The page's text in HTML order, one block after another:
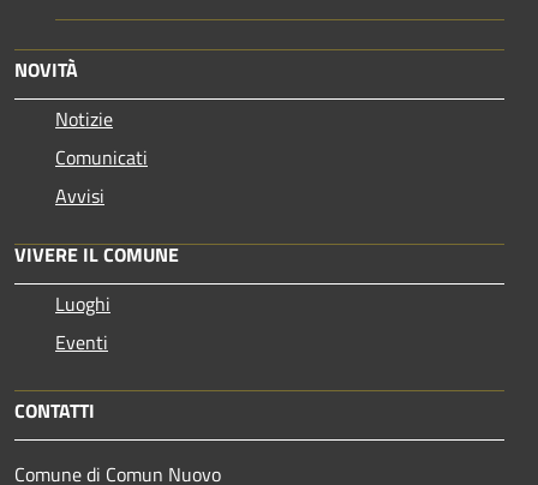
NOVITÀ
Notizie
Comunicati
Avvisi
VIVERE IL COMUNE
Luoghi
Eventi
CONTATTI
Comune di Comun Nuovo